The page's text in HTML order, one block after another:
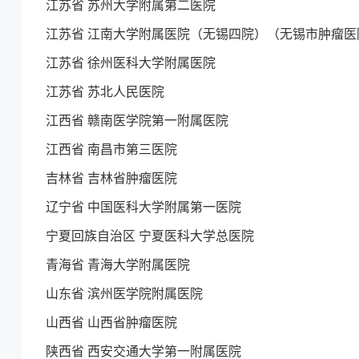
江苏省 苏州大学附属第二医院
江苏省 江南大学附属医院（无锡四院）（无锡市肿瘤
江苏省 徐州医科大学附属医院
江苏省 苏北人民医院
江西省 赣南医学院第一附属医院
江西省 南昌市第三医院
吉林省 吉林省肿瘤医院
辽宁省 中国医科大学附属第一医院
宁夏回族自治区 宁夏医科大学总医院
青海省 青海大学附属医院
山东省 滨州医学院附属医院
山西省 山西省肿瘤医院
陕西省 西安交通大学第一附属医院